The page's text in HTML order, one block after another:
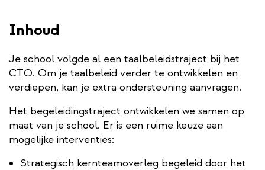
Inhoud
Je school volgde al een taalbeleidstraject bij het
CTO. Om je taalbeleid verder te ontwikkelen en
verdiepen, kan je extra ondersteuning aanvragen.
Het begeleidingstraject ontwikkelen we samen op
maat van je school. Er is een ruime keuze aan
mogelijke interventies:
Strategisch kernteamoverleg begeleid door het